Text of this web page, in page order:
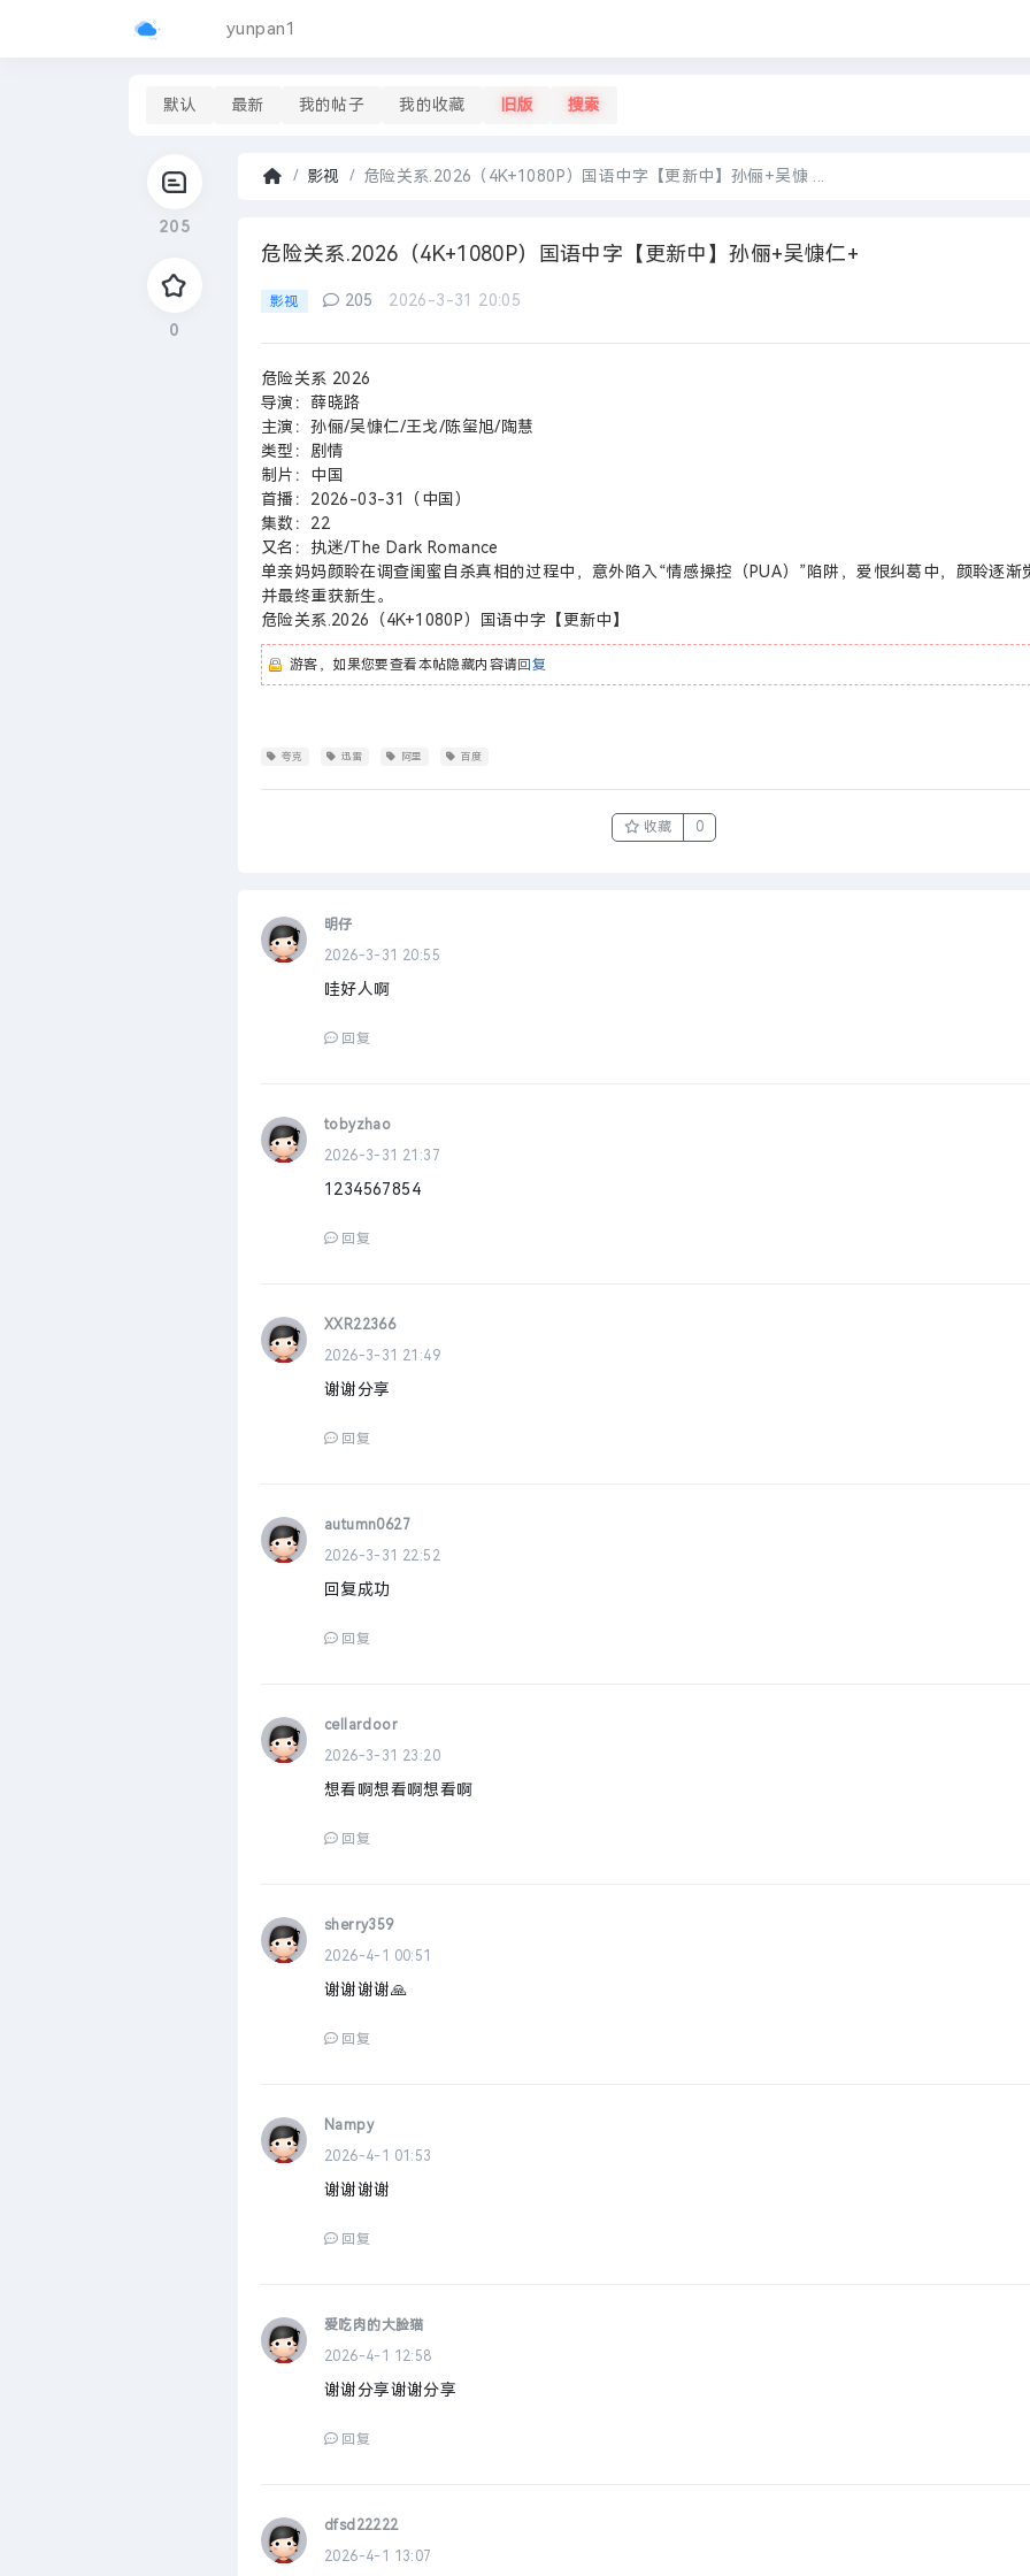
yunpan1
默认 最新 我的帖子 我的收藏 旧版 搜索
205
0
页
影视
›
危险关系.2026（4K+1080P）国语中字【更新中】孙俪+吴慷 ...
危险关系.2026（4K+1080P）国语中字【更新中】孙俪+吴慷仁+
影视 205 2026-3-31 20:05
危险关系 2026
导演：薛晓路
主演：孙俪/吴慷仁/王戈/陈玺旭/陶慧
类型：剧情
制片：中国
首播：2026-03-31（中国）
集数：22
又名：执迷/The Dark Romance
单亲妈妈颜聆在调查闺蜜自杀真相的过程中，意外陷入“情感操控（PUA）”陷阱，爱恨纠葛中，颜聆逐渐
并最终重获新生。
危险关系.2026（4K+1080P）国语中字【更新中】
游客，如果您要查看本帖隐藏内容请回复
夸克 迅雷 阿里 百度
收藏 0
明仔
2026-3-31 20:55
哇好人啊
回复
tobyzhao
2026-3-31 21:37
1234567854
回复
XXR22366
2026-3-31 21:49
谢谢分享
回复
autumn0627
2026-3-31 22:52
回复成功
回复
cellardoor
2026-3-31 23:20
想看啊想看啊想看啊
回复
sherry359
2026-4-1 00:51
谢谢谢谢🙏
回复
Nampy
2026-4-1 01:53
谢谢谢谢
回复
爱吃肉的大脸猫
2026-4-1 12:58
谢谢分享谢谢分享
回复
dfsd22222
2026-4-1 13:07